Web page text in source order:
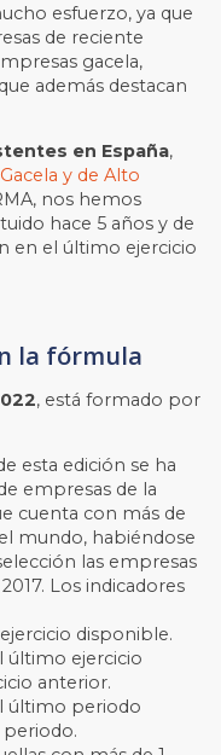
esfuerzo, ya que
de reciente
gacela,
además destacan
en España,
y de Alto
nos hemos
hace 5 años y de
en el último ejercicio
la fórmula
, está formado por
esta edición se ha
empresas de la
cuenta con más de
mundo, habiéndose
las empresas
Los indicadores
disponible.
último ejercicio
anterior.
último periodo
periodo.